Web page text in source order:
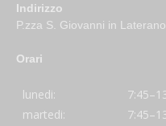
Indirizzo
P.zza S. Giovanni in
Orari
lunedi:
martedi: